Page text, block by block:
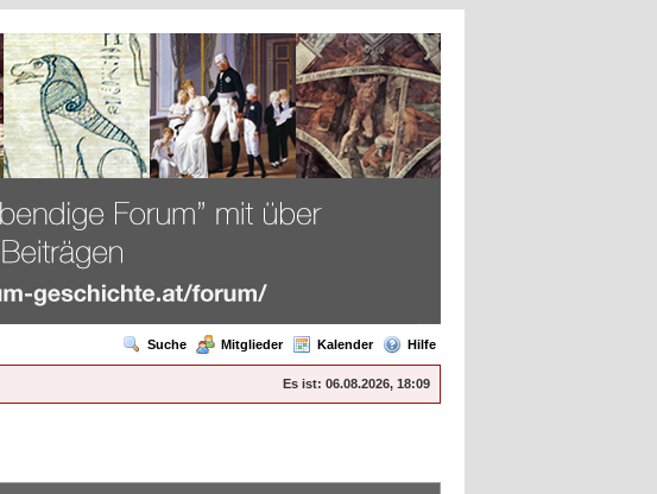
Suche Mitglieder Kalender Hilfe
Es ist: 06.08.2026, 18:09